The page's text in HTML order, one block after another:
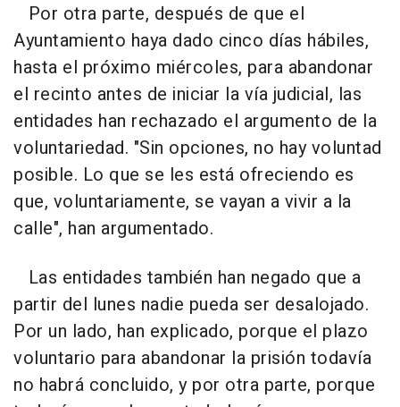
Por otra parte, después de que el
Ayuntamiento haya dado cinco días hábiles,
hasta el próximo miércoles, para abandonar
el recinto antes de iniciar la vía judicial, las
entidades han rechazado el argumento de la
voluntariedad. "Sin opciones, no hay voluntad
posible. Lo que se les está ofreciendo es
que, voluntariamente, se vayan a vivir a la
calle", han argumentado.
Las entidades también han negado que a
partir del lunes nadie pueda ser desalojado.
Por un lado, han explicado, porque el plazo
voluntario para abandonar la prisión todavía
no habrá concluido, y por otra parte, porque